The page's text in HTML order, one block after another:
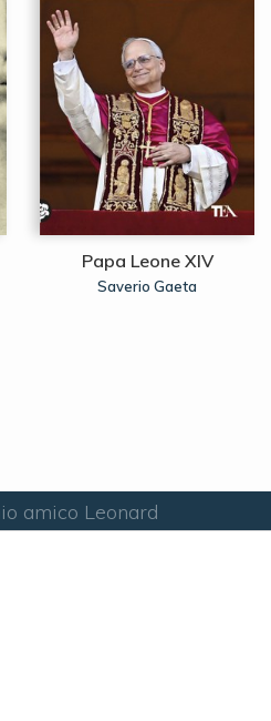
Papa Leone XIV
Saverio Gaeta
amico Leonard